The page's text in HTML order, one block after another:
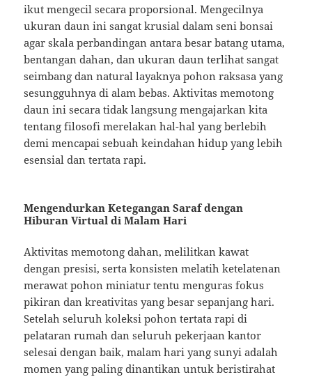
ikut mengecil secara proporsional. Mengecilnya
ukuran daun ini sangat krusial dalam seni bonsai
agar skala perbandingan antara besar batang utama,
bentangan dahan, dan ukuran daun terlihat sangat
seimbang dan natural layaknya pohon raksasa yang
sesungguhnya di alam bebas. Aktivitas memotong
daun ini secara tidak langsung mengajarkan kita
tentang filosofi merelakan hal-hal yang berlebih
demi mencapai sebuah keindahan hidup yang lebih
esensial dan tertata rapi.
Mengendurkan Ketegangan Saraf dengan
Hiburan Virtual di Malam Hari
Aktivitas memotong dahan, melilitkan kawat
dengan presisi, serta konsisten melatih ketelatenan
merawat pohon miniatur tentu menguras fokus
pikiran dan kreativitas yang besar sepanjang hari.
Setelah seluruh koleksi pohon tertata rapi di
pelataran rumah dan seluruh pekerjaan kantor
selesai dengan baik, malam hari yang sunyi adalah
momen yang paling dinantikan untuk beristirahat